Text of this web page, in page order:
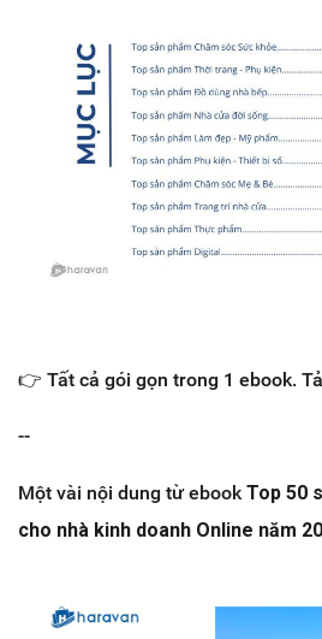
👉 Tất cả gói gọn trong 1 ebook.
--
Một vài nội dung từ ebookTop 50
cho nhà kinh doanh Online năm